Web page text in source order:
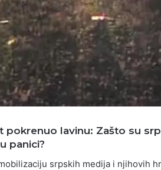
lavinu: Zašto su
panici?
srpskih medija i njihovih